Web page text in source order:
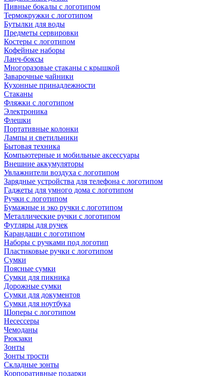
Пивные бокалы с логотипом
Термокружки с логотипом
Бутылки для воды
Предметы сервировки
Костеры с логотипом
Кофейные наборы
Ланч-боксы
Многоразовые стаканы с крышкой
Заварочные чайники
Кухонные принадлежности
Стаканы
Фляжки с логотипом
Электроника
Флешки
Портативные колонки
Лампы и светильники
Бытовая техника
Компьютерные и мобильные аксессуары
Внешние аккумуляторы
Увлажнители воздуха с логотипом
Зарядные устройства для телефона с логотипом
Гаджеты для умного дома с логотипом
Ручки с логотипом
Бумажные и эко ручки с логотипом
Металлические ручки с логотипом
Футляры для ручек
Карандаши с логотипом
Наборы с ручками под логотип
Пластиковые ручки с логотипом
Сумки
Поясные сумки
Сумки для пикника
Дорожные сумки
Сумки для документов
Сумки для ноутбука
Шоперы с логотипом
Несессеры
Чемоданы
Рюкзаки
Зонты
Зонты трости
Складные зонты
Корпоративные подарки